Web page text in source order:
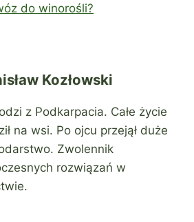
do winorośli?
Kozłowski
z Podkarpacia. Całe życie
na wsi. Po ojcu przejął duże
Zwolennik
rozwiązań w